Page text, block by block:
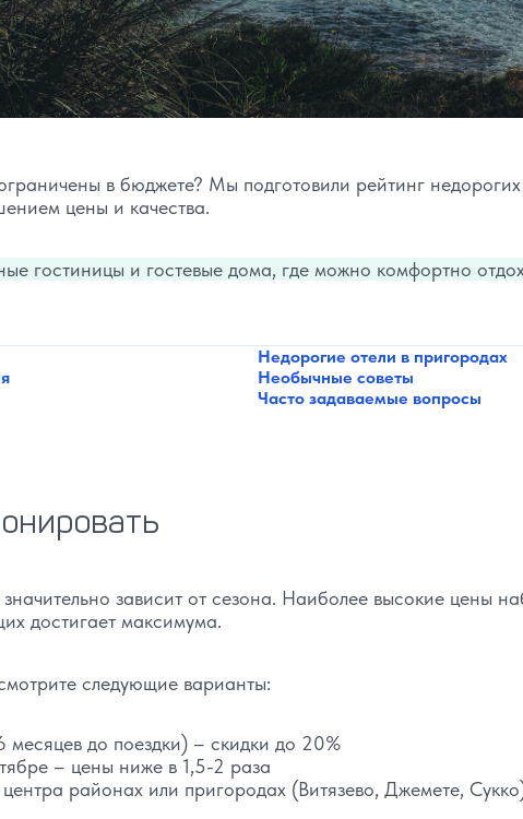
в бюджете? Мы подготовили рейтинг
цены и качества.
гостиницы и гостевые дома, где можно комфортно
Недорогие отели в пригородах
Необычные советы
Часто задаваемые вопросы
зависит от сезона. Наиболее высокие цены
достигает максимума.
следующие варианты:
до поездки) – скидки до 20%
– цены ниже в 1,5-2 раза
районах или пригородах (Витязево, Джемете,